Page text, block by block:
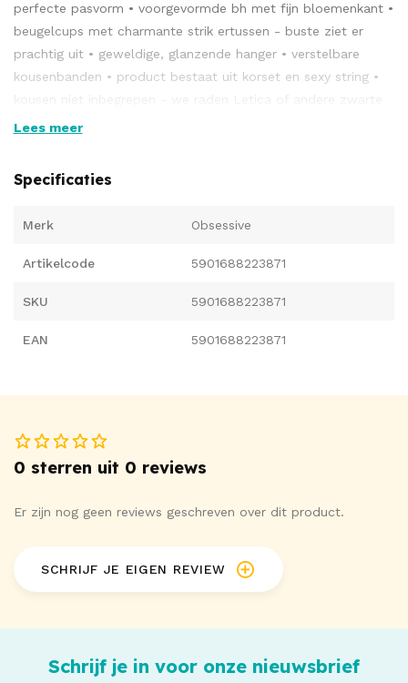
perfecte pasvorm • voorgevormde bh met fijn bloemenkant •
beugelcups met charmante strik ertussen - buste ziet er
prachtig uit • geweldige, glanzende hanger • verstelbare
kousenbanden • product bestaat uit korset en sexy string •
kousen niet inbegrepen - we raden Letica of andere zwarte
kousen aan • zeer mooie en elastische Multistretch- stof
Lees meer
Specificaties
Merk Obsessive
Artikelcode 5901688223871
SKU 5901688223871
EAN 5901688223871
0 sterren uit 0 reviews
Er zijn nog geen reviews geschreven over dit product.
SCHRIJF JE EIGEN REVIEW
Schrijf je in voor onze nieuwsbrief